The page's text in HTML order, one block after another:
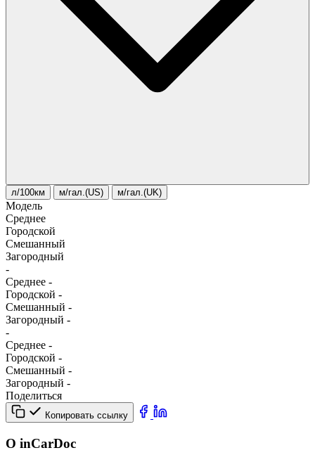
л/100км м/гал.(US) м/гал.(UK)
Модель
Среднее
Городской
Смешанный
Загородный
-
Среднее -
Городской -
Смешанный -
Загородный -
-
Среднее -
Городской -
Смешанный -
Загородный -
Поделиться
Копировать ссылку
О inCarDoc